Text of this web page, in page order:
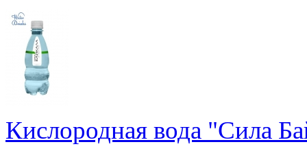
Кислородная вода "Сила